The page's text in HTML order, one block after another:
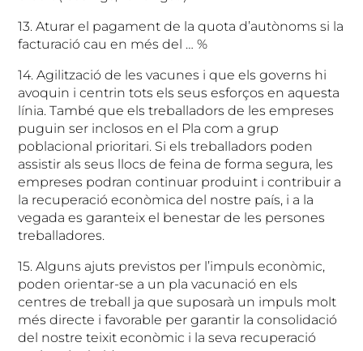
13. Aturar el pagament de la quota d’autònoms si la
facturació cau en més del … %
14. Agilització de les vacunes i que els governs hi
avoquin i centrin tots els seus esforços en aquesta
línia. També que els treballadors de les empreses
puguin ser inclosos en el Pla com a grup
poblacional prioritari. Si els treballadors poden
assistir als seus llocs de feina de forma segura, les
empreses podran continuar produint i contribuir a
la recuperació econòmica del nostre país, i a la
vegada es garanteix el benestar de les persones
treballadores.
15. Alguns ajuts previstos per l’impuls econòmic,
poden orientar-se a un pla vacunació en els
centres de treball ja que suposarà un impuls molt
més directe i favorable per garantir la consolidació
del nostre teixit econòmic i la seva recuperació